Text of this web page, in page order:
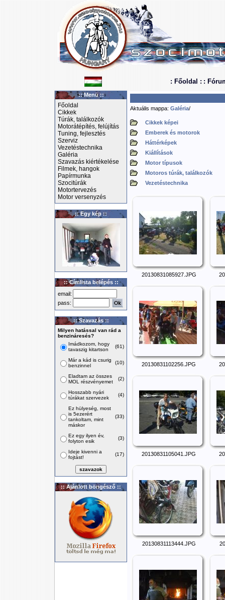
: Főoldal : :
:: Menü ::
Főoldal
Cikkek
Túrák, találkozók
Motorátépítés, felújítás
Tuning, fejlesztés
Szerviz
Vezetéstechnika
Galéria
Szavazás kiértékelése
Filmek, hangok
Papírmunka
Szocitúrák
Motortervezés
Motor versenyzés
:: Egy kép ::
:: Címlista belépés ::
email:
pass:
:: Szavazás ::
Milyen hatással van rád a
benzináresés?
Imádkozom, hogy
tavaszig kitartson
(61)
Már a kád is csurig
benzinnel
(10)
Eladtam az összes
MOL részvényemet
(2)
Hosszabb nyári
túrákat szervezek
(4)
Ez hülyeség, most
is 5ezerért
tankoltam, mint
máskor
(33)
Ez egy ilyen év,
folyton esik
(3)
Ideje kivenni a
fojtást!
(17)
:: Ajánlott böngésző ::
Aktuális mappa: Galéria/
Cikkek képei
Emberek és motorok
Háttérképek
Kiállítások
Motor típusok
Motoros túrák, találkozók
Vezetéstechnika
20130831085927.JPG
20130831102256.JPG
20130831105041.JPG
20130831113444.JPG